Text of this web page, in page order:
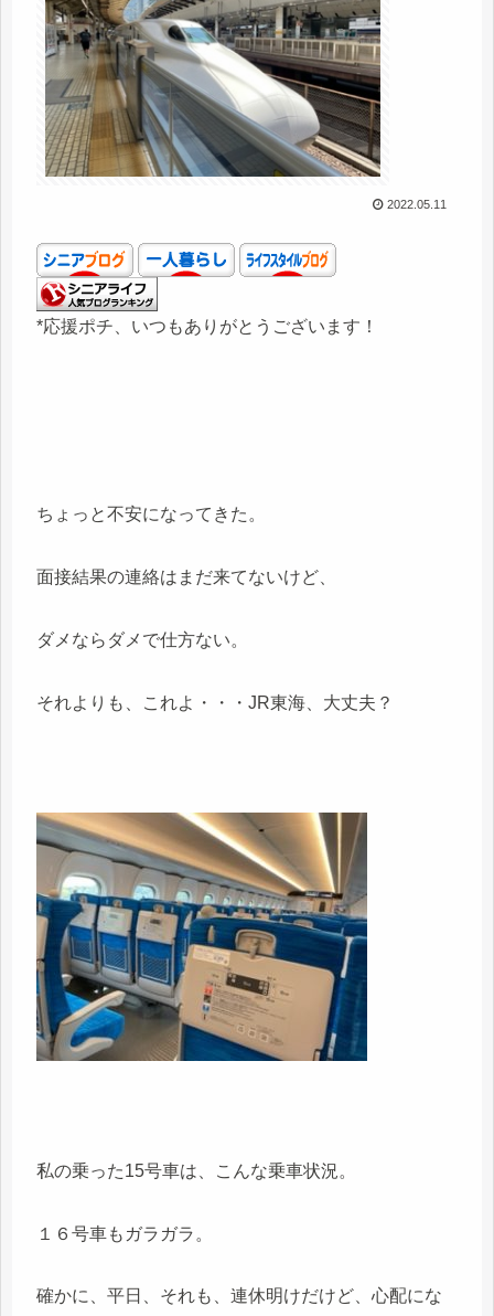
2022.05.11
*応援ポチ、いつもありがとうございます！
ちょっと不安になってきた。
面接結果の連絡はまだ来てないけど、
ダメならダメで仕方ない。
それよりも、これよ・・・JR東海、大丈夫？
私の乗った15号車は、こんな乗車状況。
１６号車もガラガラ。
確かに、平日、それも、連休明けだけど、心配にな